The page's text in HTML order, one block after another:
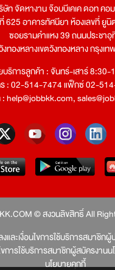
ษัท จัดหางาน จ๊อบบีเคเค ดอท คอ
625 อาคารทัศนียา ห้องเลขที่ ยู
ซอยรามคำแหง 39 ถนนประชาอุ
งทองหลางเขตวังทองหลาง กรุงเ
ริการลูกค้า : จันทร์-เสาร์ 8:30-
ร : 02-514-7474 แฟ็กซ์ 02-
:help@jobbkk.com,
© สงวนลิขสิทธิ์ All
และเงื่อนไขการใช้บริการสมาชิก
ขการใช้บริการสมาชิกผู้สมัครงานน
นโยบายคุกกี้